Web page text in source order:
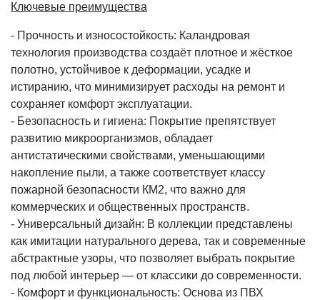
Ключевые преимущества
- Прочность и износостойкость: Каландровая
технология производства создаёт плотное и жёсткое
полотно, устойчивое к деформации, усадке и
истиранию, что минимизирует расходы на ремонт и
сохраняет комфорт эксплуатации.
- Безопасность и гигиена: Покрытие препятствует
развитию микроорганизмов, обладает
антистатическими свойствами, уменьшающими
накопление пыли, а также соответствует классу
пожарной безопасности КМ2, что важно для
коммерческих и общественных пространств.
- Универсальный дизайн: В коллекции представлены
как имитации натурального дерева, так и современные
абстрактные узоры, что позволяет выбрать покрытие
под любой интерьер — от классики до современности.
- Комфорт и функциональность: Основа из ПВХ